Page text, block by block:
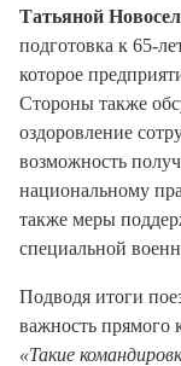
Татьяной
подготовка к 65-
которое
Стороны также
оздоровление
возможность
национальному
также меры
специальной
Подводя итоги
важность прямого
«Такие